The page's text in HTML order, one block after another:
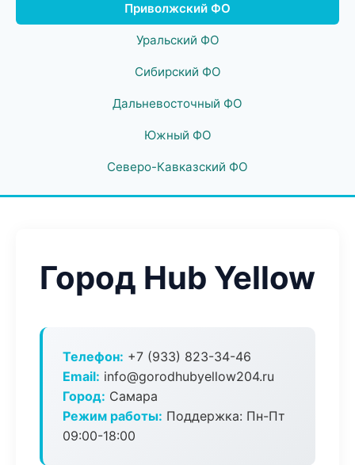
Приволжский ФО
Уральский ФО
Сибирский ФО
Дальневосточный ФО
Южный ФО
Северо-Кавказский ФО
Город Hub Yellow
Телефон: +7 (933) 823-34-46
Email: info@gorodhubyellow204.ru
Город: Самара
Режим работы: Поддержка: Пн-Пт
09:00-18:00